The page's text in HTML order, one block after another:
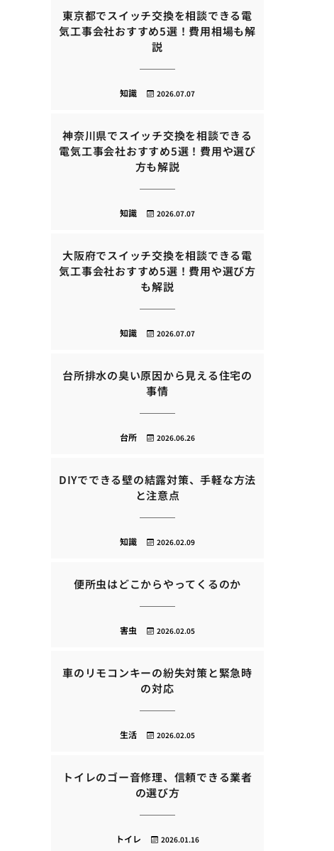
東京都でスイッチ交換を相談できる電
気工事会社おすすめ5選！費用相場も解
説
2026.07.07
知識
神奈川県でスイッチ交換を相談できる
電気工事会社おすすめ5選！費用や選び
方も解説
2026.07.07
知識
大阪府でスイッチ交換を相談できる電
気工事会社おすすめ5選！費用や選び方
も解説
2026.07.07
知識
台所排水の臭い原因から見える住宅の
事情
2026.06.26
台所
DIYでできる壁の結露対策、手軽な方法
と注意点
2026.02.09
知識
便所虫はどこからやってくるのか
2026.02.05
害虫
車のリモコンキーの紛失対策と緊急時
の対応
2026.02.05
生活
トイレのゴー音修理、信頼できる業者
の選び方
2026.01.16
トイレ